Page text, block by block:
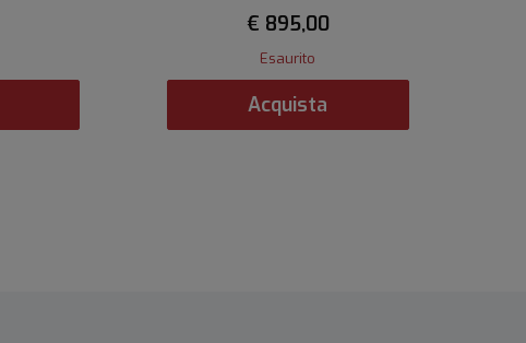
€ 895,00
Esaurito
Acquista